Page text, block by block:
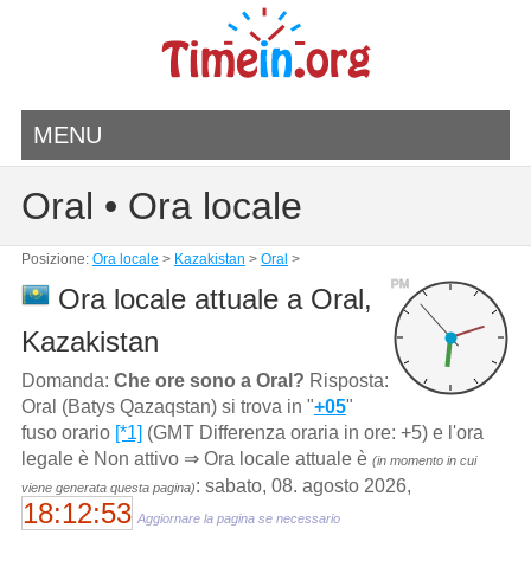
MENU
Oral • Ora locale
Posizione: Ora locale > Kazakistan > Oral >
PM
Ora locale attuale a Oral,
Kazakistan
Domanda: Che ore sono a Oral? Risposta:
Oral (Batys Qazaqstan) si trova in "+05"
fuso orario [*1] (GMT Differenza oraria in ore: +5) e l'ora
legale è Non attivo ⇒ Ora locale attuale è (in momento in cui
viene generata questa pagina): sabato, 08. agosto 2026,
18:12:53 Aggiornare la pagina se necessario